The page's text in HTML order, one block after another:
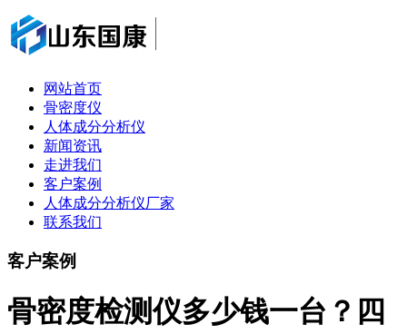
网站首页
骨密度仪
人体成分分析仪
新闻资讯
走进我们
客户案例
人体成分分析仪厂家
联系我们
客户案例
骨密度检测仪多少钱一台？四